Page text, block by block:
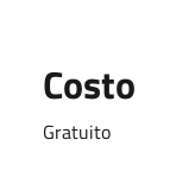
Costo
Gratuito